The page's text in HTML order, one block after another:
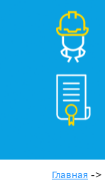
Главная ->